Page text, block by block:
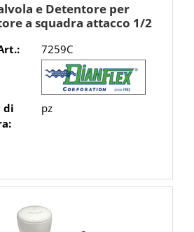
e Detentore per
a squadra attacco 1/2
CROMO
7259C
di
pz